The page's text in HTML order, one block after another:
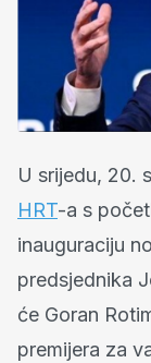
U srijedu, 20.
HRT-a s
inauguraciju
predsjednika
će Goran
premijera za